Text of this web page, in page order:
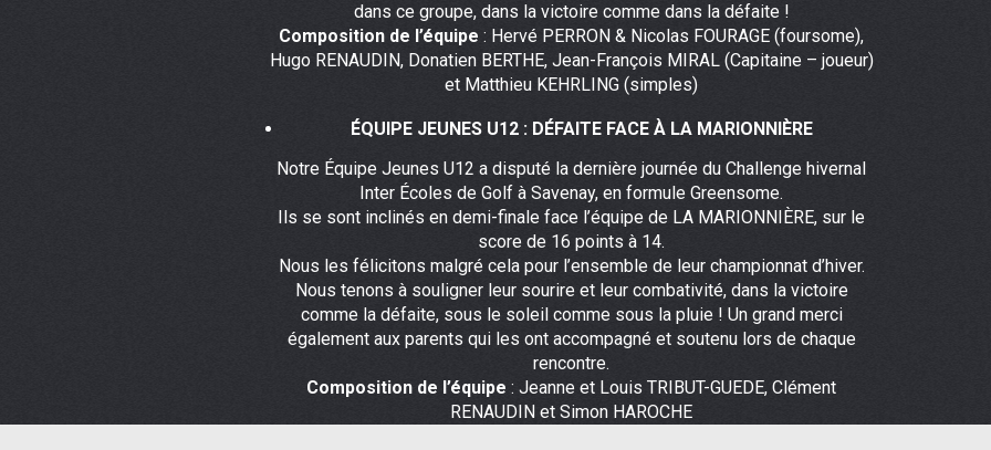
dans ce groupe, dans la victoire comme dans la défaite !
Composition de l’équipe : Hervé PERRON & Nicolas FOURAGE (foursome),
Hugo RENAUDIN, Donatien BERTHE, Jean-François MIRAL (Capitaine – joueur)
et Matthieu KEHRLING (simples)
ÉQUIPE JEUNES U12 : DÉFAITE FACE À LA MARIONNIÈRE
Notre Équipe Jeunes U12 a disputé la dernière journée du Challenge hivernal
Inter Écoles de Golf à Savenay, en formule Greensome.
Ils se sont inclinés en demi-finale face l’équipe de LA MARIONNIÈRE, sur le
score de 16 points à 14.
Nous les félicitons malgré cela pour l’ensemble de leur championnat d’hiver.
Nous tenons à souligner leur sourire et leur combativité, dans la victoire
comme la défaite, sous le soleil comme sous la pluie ! Un grand merci
également aux parents qui les ont accompagné et soutenu lors de chaque
rencontre.
Composition de l’équipe : Jeanne et Louis TRIBUT-GUEDE, Clément
RENAUDIN et Simon HAROCHE